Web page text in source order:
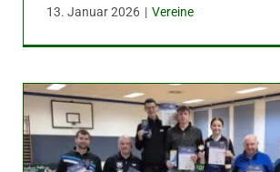
13. Januar 2026 | Vereine